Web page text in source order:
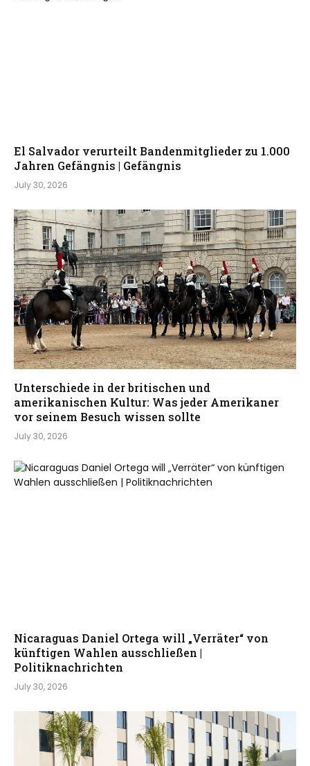
El Salvador verurteilt Bandenmitglieder zu 1.000
Jahren Gefängnis | Gefängnis
July 30, 2026
Unterschiede in der britischen und
amerikanischen Kultur: Was jeder Amerikaner
vor seinem Besuch wissen sollte
July 30, 2026
Nicaraguas Daniel Ortega will „Verräter“ von
künftigen Wahlen ausschließen |
Politiknachrichten
July 30, 2026